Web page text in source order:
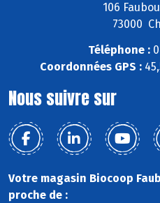
106
73000
Téléphone :
Coordonnées GPS :
Nous suivre sur
Votre magasin Biocoop
proche de :